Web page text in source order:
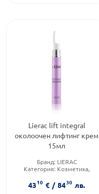
Lierac lift integral
околоочен лифтинг крем
15мл
Бранд: LIERAC
Категория: Козметика,
Тип козметика:
Дермокозметика
4310 € / 8430 лв.